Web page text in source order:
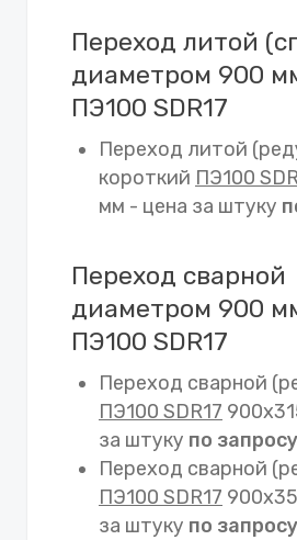
Переход литой
диаметром 900
ПЭ100 SDR17
Переход литой
короткий ПЭ100
мм - цена за штуку
Переход сварной
диаметром 900
ПЭ100 SDR17
Переход сварной
ПЭ100 SDR17
за штуку по запросу
Переход сварной
ПЭ100 SDR17
за штуку по запросу